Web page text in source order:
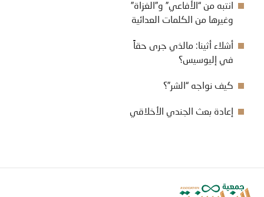
انتبه من “الأفاعي” و”الغزاة”
وغيرها من الكلمات العدائية
أشلاء أثينا: مالذي جرى حقاً
في إليوسيس؟
كيف نواجه “الشر”؟
إعادة بعث الجندي الأخلاقي